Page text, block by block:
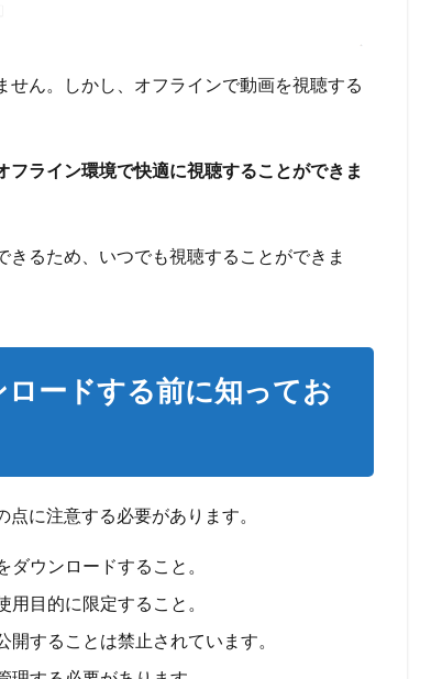
ん。しかし、オフラインで動画を視聴する
ライン環境で快適に視聴することができま
るため、いつでも視聴することができま
ードする前に知ってお
に注意する必要があります。
ウンロードすること。
目的に限定すること。
することは禁止されています。